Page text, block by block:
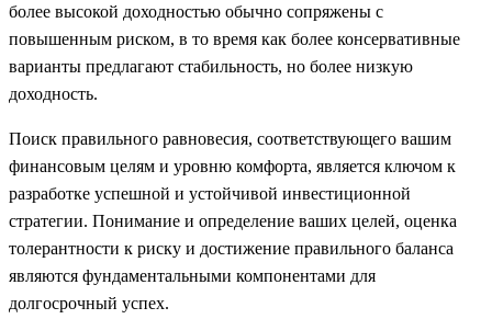
более высокой доходностью обычно сопряжены с
повышенным риском, в то время как более консервативные
варианты предлагают стабильность, но более низкую
доходность.
Поиск правильного равновесия, соответствующего вашим
финансовым целям и уровню комфорта, является ключом к
разработке успешной и устойчивой инвестиционной
стратегии. Понимание и определение ваших целей, оценка
толерантности к риску и достижение правильного баланса
являются фундаментальными компонентами для
долгосрочный успех.